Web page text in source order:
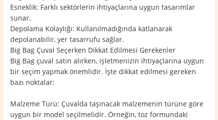
Esneklik: Farklı sektörlerin ihtiyaçlarına uygun tasarımlar
sunar.
Depolama Kolaylığı: Kullanılmadığında katlanarak
depolanabilir, yer tasarrufu sağlar.
Big Bag Çuval Seçerken Dikkat Edilmesi Gerekenler
Big Bag çuval satın alırken, işletmenizin ihtiyaçlarına uygun
bir seçim yapmak önemlidir. İşte dikkat edilmesi gereken
bazı noktalar:
Malzeme Türü: Çuvalda taşınacak malzemenin türüne göre
uygun bir model seçilmelidir. Örneğin, toz formundaki